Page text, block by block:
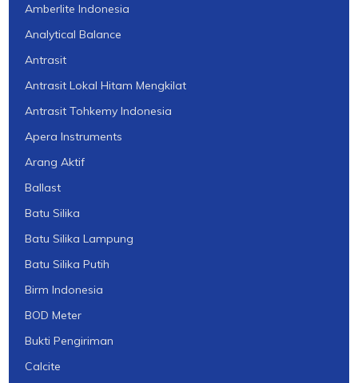
Amberlite Indonesia
Analytical Balance
Antrasit
Antrasit Lokal Hitam Mengkilat
Antrasit Tohkemy Indonesia
Apera Instruments
Arang Aktif
Ballast
Batu Silika
Batu Silika Lampung
Batu Silika Putih
Birm Indonesia
BOD Meter
Bukti Pengiriman
Calcite